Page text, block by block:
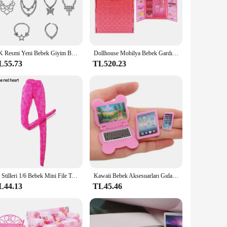
or a daring rescue mission, the Barbie Deluxe Blonde
design make it a must-have for Barbie enthusiasts. The
display case. Its durability and timeless appeal make it a
or as a special surprise for any child or collector.
a cherished gift for the special people in your life.
NK Resmi Yeni Bebek Giyim Barbie Giysileri Bebek Elbise Günlük Kıyafet Bebek Ayakkabıları Çocuk Oyuncak Bebek Aksesuarları JJ Dollhouse Mobilya Bebek Gardırop Plastik Taşınabilir Dolap Barbie Oyunu DIY Çocuk Oyuncak için oyuncak bebek giysileri Ve Aksesuarları Toplayabilir
TL520.23
20 Stilleri 1/6 Bebek Mini File Tayt Bebek Ipek Çorap 30 cm Bebek Aksesuarı Elastik Tayt Oyuncaklar Külotlu Hortum Dipleri Çorap Kawaii Bebek Aksesuarları Gıda Temiz Çalışma Aracı Mini Öğe Oyuncaklar Dollhouses için Sevimli Minyatür, Renk rastgele
TL45.46